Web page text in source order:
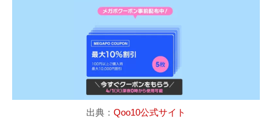
出典： Qoo10公式サイト